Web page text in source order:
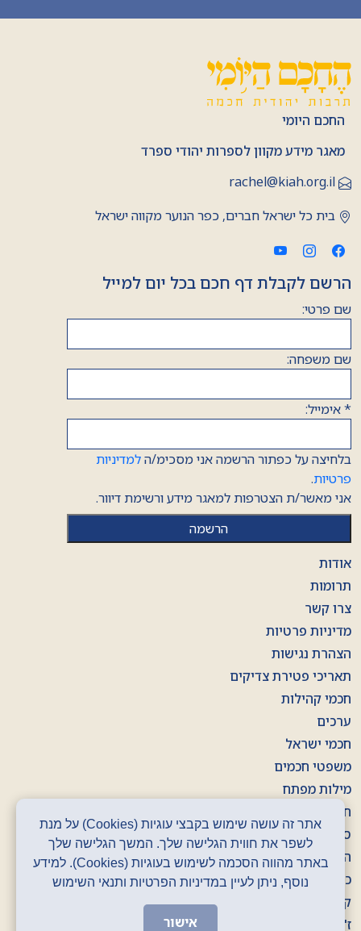
החכם היומי
מאגר מידע מקוון לספרות יהודי ספרד
rachel@kiah.org.il
בית כל ישראל חברים, כפר הנוער מקווה ישראל
הרשם לקבלת דף חכם בכל יום למייל
שם פרטי:
שם משפחה:
*אימייל:
בלחיצה על כפתור הרשמה אני מסכימ/הלמדיניות
פרטיות.
אני מאשר/ת הצטרפות למאגר מידע ורשימת דיוור.
אודות
תרומות
צרו קשר
מדיניות פרטיות
הצהרת נגישות
תאריכי פטירת צדיקים
חכמי קהילות
ערכים
חכמי ישראל
משפטי חכמים
מילות מפתח
חוברות
סרטונים
הסכתים
כרזות
קלפים
ז' באדר
אתר זה עושה שימוש בקבצי עוגיות (Cookies) על מנת
לשפר את חווית הגלישה שלך. המשך הגלישה שלך
באתר מהווה הסכמה לשימוש בעוגיות (Cookies). למידע
נוסף, ניתן לעיין במדיניות הפרטיות ותנאי השימוש
אישור